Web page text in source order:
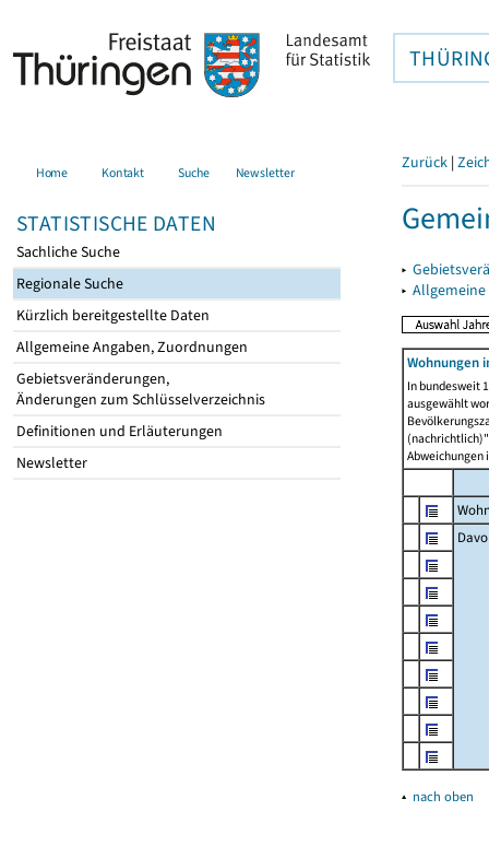
Home Kontakt Suche Newsletter
STATISTISCHE DATEN
Sachliche Suche
Regionale Suche
Kürzlich bereitgestellte Daten
Allgemeine Angaben, Zuordnungen
Gebietsveränderungen,
Änderungen zum Schlüsselverzeichnis
Definitionen und Erläuterungen
Newsletter
Zurück |
▸
▸
Wohnungen
In bundesweit
ausgewählt
Abweichungen
▴ nach oben